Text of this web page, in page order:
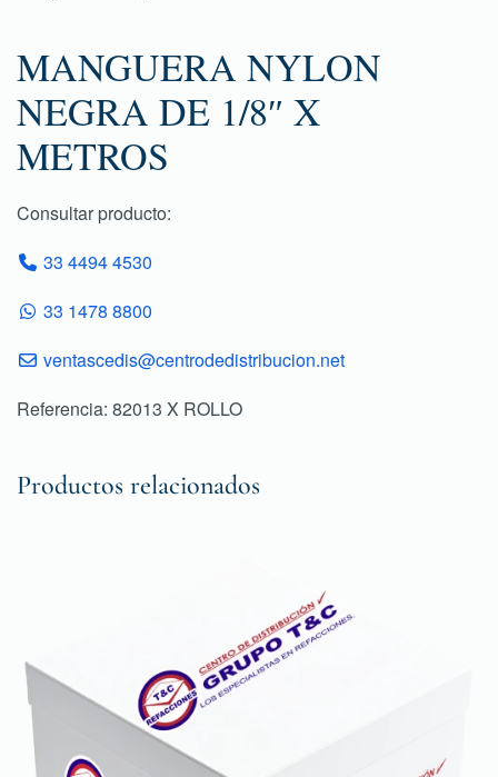
MANGUERA NYLON
NEGRA DE 1/8″ X
METROS
Consultar producto:
33 4494 4530
33 1478 8800
ventascedis@centrodedistribucion.net
Referencia: 82013 X ROLLO
Productos relacionados